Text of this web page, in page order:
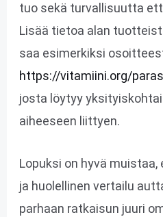
tuo sekä turvallisuutta
Lisää tietoa alan
saa esimerkiksi
https://vitamiini.org/
josta löytyy
aiheeseen liittyen.
Lopuksi on hyvä
ja huolellinen vertailu
parhaan ratkaisun juuri